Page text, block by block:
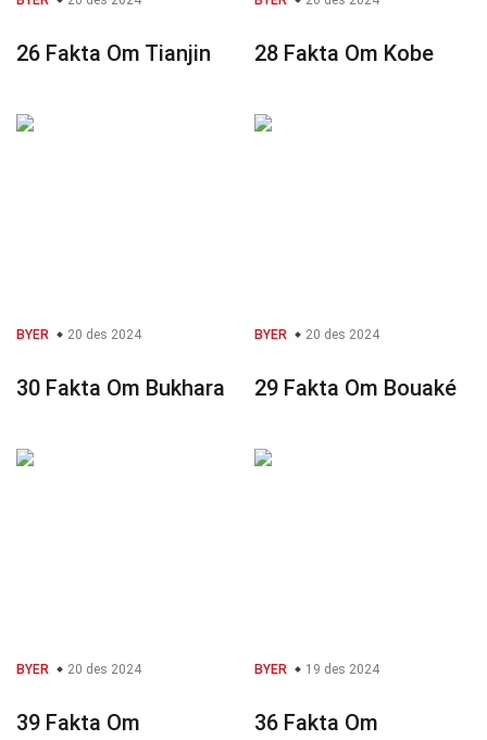
26 Fakta Om Tianjin 28 Fakta Om Kobe
BYER 20 des 2024
30 Fakta Om Bukhara
BYER 20 des 2024
29 Fakta Om Bouaké
BYER 20 des 2024
39 Fakta Om
BYER 19 des 2024
36 Fakta Om